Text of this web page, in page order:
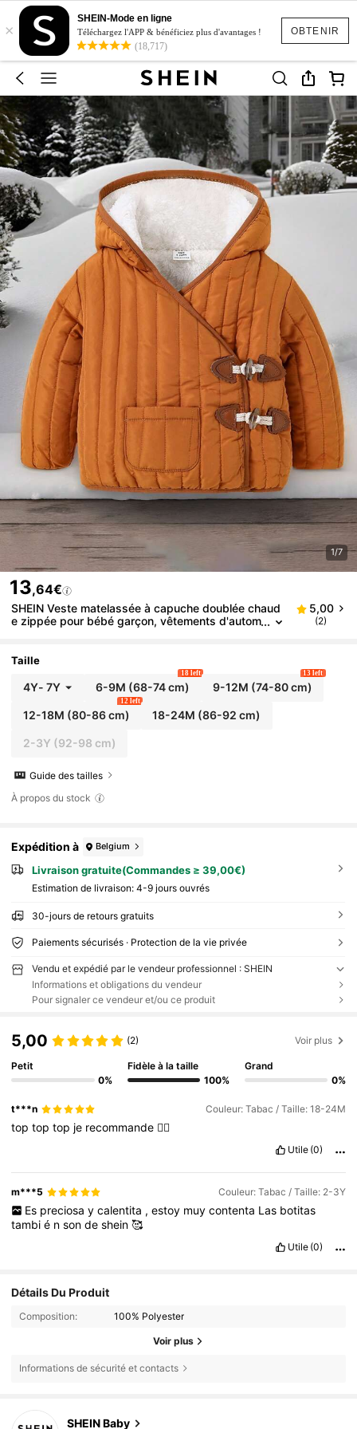
OBTENIR
×
SHEIN-Mode en ligne
Téléchargez l'APP & bénéficiez plus d'avantages !
(18,717)
1/7
13,64€
SHEIN Veste matelassée à capuche doublée chaud
e zippée pour bébé garçon, vêtements d'autom
5,00
(2)
Taille
4Y- 7Y 6-9M (68-74 cm)
18 left
9-12M (74-80 cm)
13 left
12-18M (80-86 cm)
12 left
18-24M (86-92 cm)
2-3Y (92-98 cm)
Guide des tailles
À propos du stock
Expédition à Belgium
Livraison gratuite(Commandes ≥ 39,00€)
Estimation de livraison: 4-9 jours ouvrés
30-jours de retours gratuits
Paiements sécurisés · Protection de la vie privée
Vendu et expédié par le vendeur professionnel : SHEIN
Informations et obligations du vendeur
Pour signaler ce vendeur et/ou ce produit
5,00 (2) Voir plus
Petit
0%
Fidèle à la taille
100%
Grand
0%
t***n Couleur: Tabac / Taille: 18-24M
toptoptop je recommande 👍🏻
Utile (0)
m***5 Couleur: Tabac / Taille: 2-3Y
Es preciosa y calentita , estoy muy contenta Las botitas
tambié nsondeshein🥰
Utile (0)
Détails Du Produit
Composition: 100% Polyester
Voir plus
Informations de sécurité et contacts
SHEIN Baby